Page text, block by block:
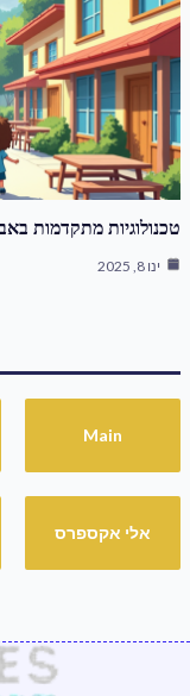
טכנולוגיות מתקדמות
ינו 8, 2025
Main
אלי אקספרס